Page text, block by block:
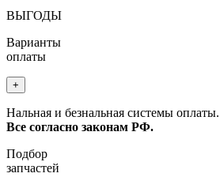
ВЫГОДЫ
Варианты
оплаты
+
Нальная и безнальная системы
Все согласно законам РФ.
Подбор
запчастей